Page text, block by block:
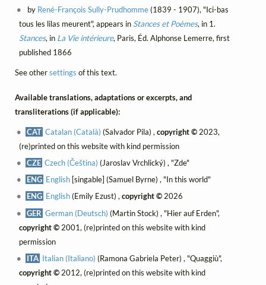
by René-François Sully-Prudhomme(1839 - 1907), "Ici-bas
tous les lilas meurent", appears in Stances et Poèmes, in 1.
Stances, in La Vie intérieure, Paris, Éd. Alphonse Lemerre, first
published 1866
See othersettings of this text.
Available translations, adaptations or excerpts, and
transliterations (if applicable):
CAT Catalan (Català) (Salvador Pila) ,copyright ©2023,
(re)printed on this website with kind permission
CZE Czech (Čeština) (Jaroslav Vrchlický) , "Zde"
ENG English [singable] (Samuel Byrne) , "In this world"
ENG English(Emily Ezust) ,copyright ©2026
GER German (Deutsch) (Martin Stock) , "Hier auf Erden",
copyright ©2001, (re)printed on this website with kind
permission
ITA Italian (Italiano) (Ramona Gabriela Peter) , "Quaggiù",
copyright ©2012, (re)printed on this website with kind